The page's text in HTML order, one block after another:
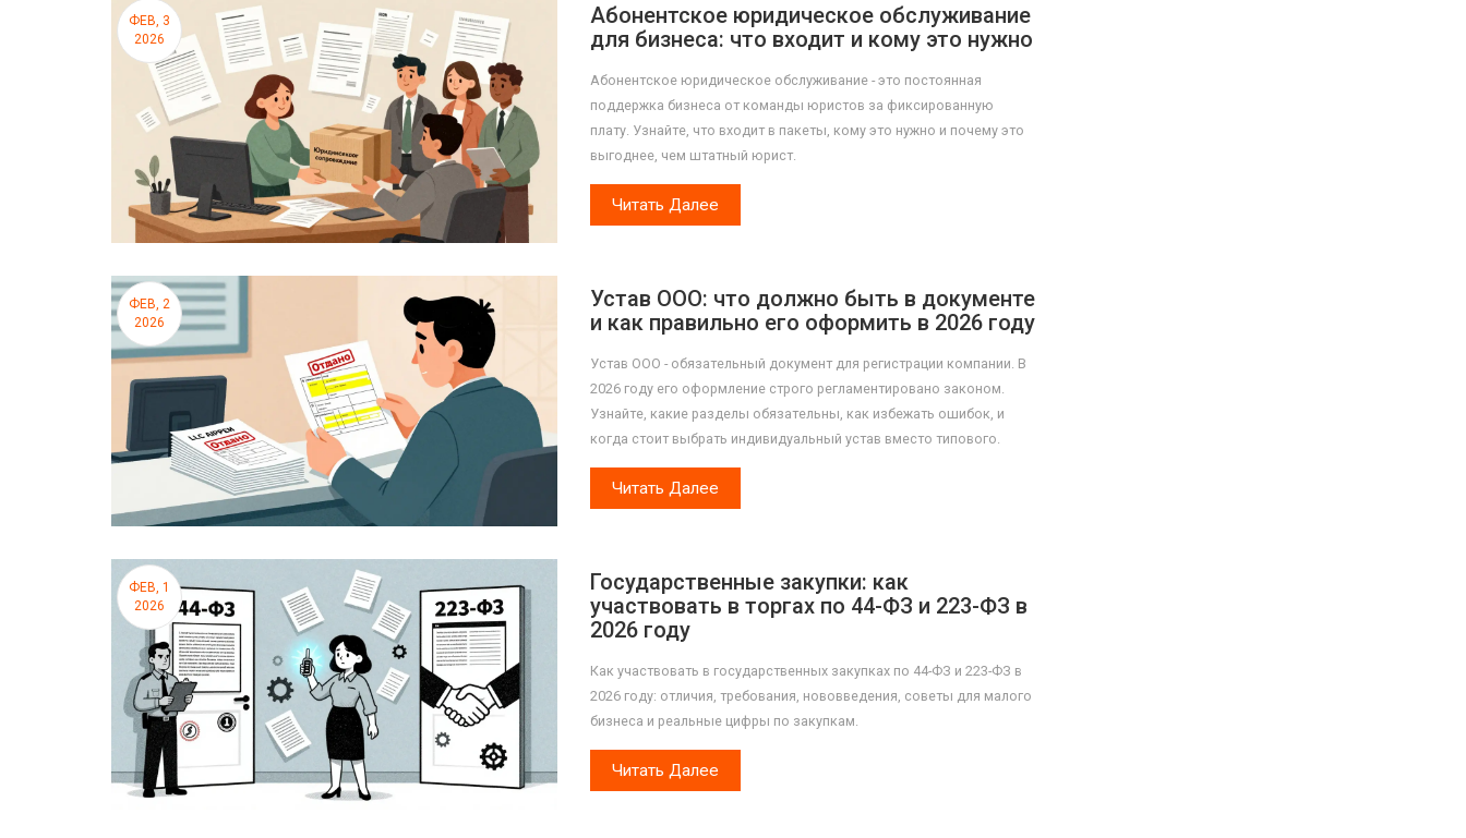
ФЕВ, 3
2026
Абонентское юридическое обслуживание
для бизнеса: что входит и кому это нужно
Абонентское юридическое обслуживание - это постоянная
поддержка бизнеса от команды юристов за фиксированную
плату. Узнайте, что входит в пакеты, кому это нужно и почему это
выгоднее, чем штатный юрист.
Читать Далее
ФЕВ, 2
2026
Устав ООО: что должно быть в документе
и как правильно его оформить в 2026 году
Устав ООО - обязательный документ для регистрации компании. В
2026 году его оформление строго регламентировано законом.
Узнайте, какие разделы обязательны, как избежать ошибок, и
когда стоит выбрать индивидуальный устав вместо типового.
Читать Далее
ФЕВ, 1
2026
Государственные закупки: как
участвовать в торгах по 44-ФЗ и 223-ФЗ в
2026 году
Как участвовать в государственных закупках по 44-ФЗ и 223-ФЗ в
2026 году: отличия, требования, нововведения, советы для малого
бизнеса и реальные цифры по закупкам.
Читать Далее